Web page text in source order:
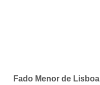
Fado Menor de Lisboa